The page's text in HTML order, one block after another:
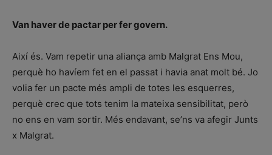
Van haver de pactar per fer govern.
Així és. Vam repetir una aliança amb Malgrat Ens Mou,
perquè ho havíem fet en el passat i havia anat molt bé. Jo
volia fer un pacte més ampli de totes les esquerres,
perquè crec que tots tenim la mateixa sensibilitat, però
no ens en vam sortir. Més endavant, se’ns va afegir Junts
x Malgrat.